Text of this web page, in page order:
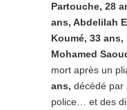
Partouche, 28
ans, Abdelilah
Koumé, 33 ans,
Mohamed
mort après un
ans, décédé par
police… et des